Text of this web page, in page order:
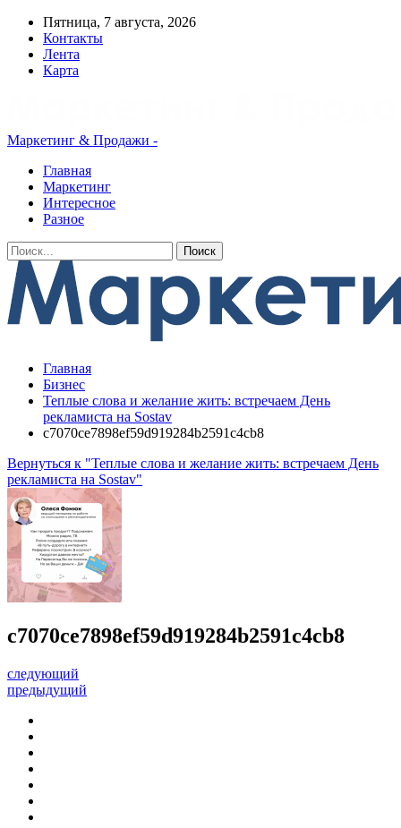
Пятница, 7 августа, 2026
Контакты
Лента
Карта
Маркетинг & Продажи -
Главная
Маркетинг
Интересное
Разное
Главная
Бизнес
Теплые слова и желание жить: встречаем День
рекламиста на Sostav
c7070ce7898ef59d919284b2591c4cb8
Вернуться к "Теплые слова и желание жить: встречаем День
рекламиста на Sostav"
c7070ce7898ef59d919284b2591c4cb8
следующий
предыдущий